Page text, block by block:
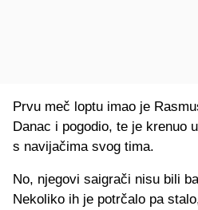
Prvu meč loptu imao je
Danac i pogodio, te je krenuo
s navijačima svog tima.
No, njegovi saigrači nisu bili
Nekoliko ih je potrčalo pa